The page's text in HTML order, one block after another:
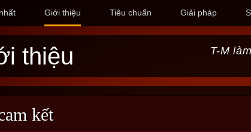
Giới thiệu Tiêu chuẩn Giải pháp
thiệu T-M
kết